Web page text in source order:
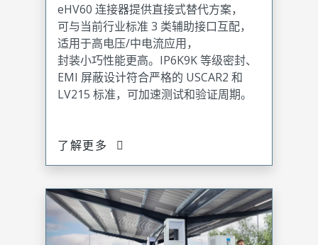
eHV60 连接器提供直接式替代方案，
可与当前行业标准 3 类辅助接口互配，
适用于高电压/中电流应用，
封装小巧性能更高。IP6K9K 等级密封、
EMI 屏蔽设计符合严格的 USCAR2 和
LV215 标准，可加速测试和验证周期。
了解更多